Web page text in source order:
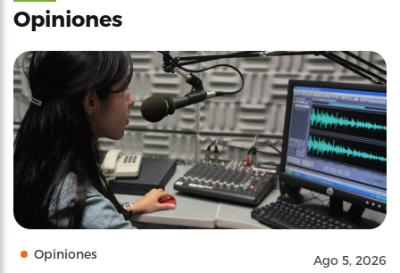
Opiniones
Opiniones Ago 5, 2026